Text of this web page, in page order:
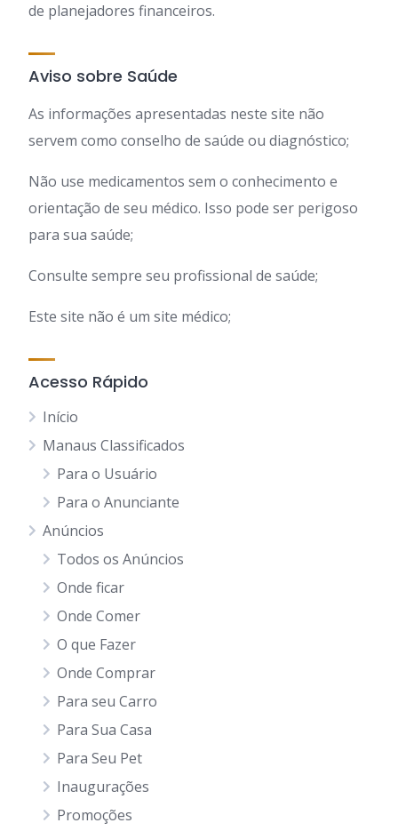
de planejadores financeiros.
Aviso sobre Saúde
As informações apresentadas neste site não
servem como conselho de saúde ou diagnóstico;
Não use medicamentos sem o conhecimento e
orientação de seu médico. Isso pode ser perigoso
para sua saúde;
Consulte sempre seu profissional de saúde;
Este site não é um site médico;
Acesso Rápido
Início
Manaus Classificados
Para o Usuário
Para o Anunciante
Anúncios
Todos os Anúncios
Onde ficar
Onde Comer
O que Fazer
Onde Comprar
Para seu Carro
Para Sua Casa
Para Seu Pet
Inaugurações
Promoções